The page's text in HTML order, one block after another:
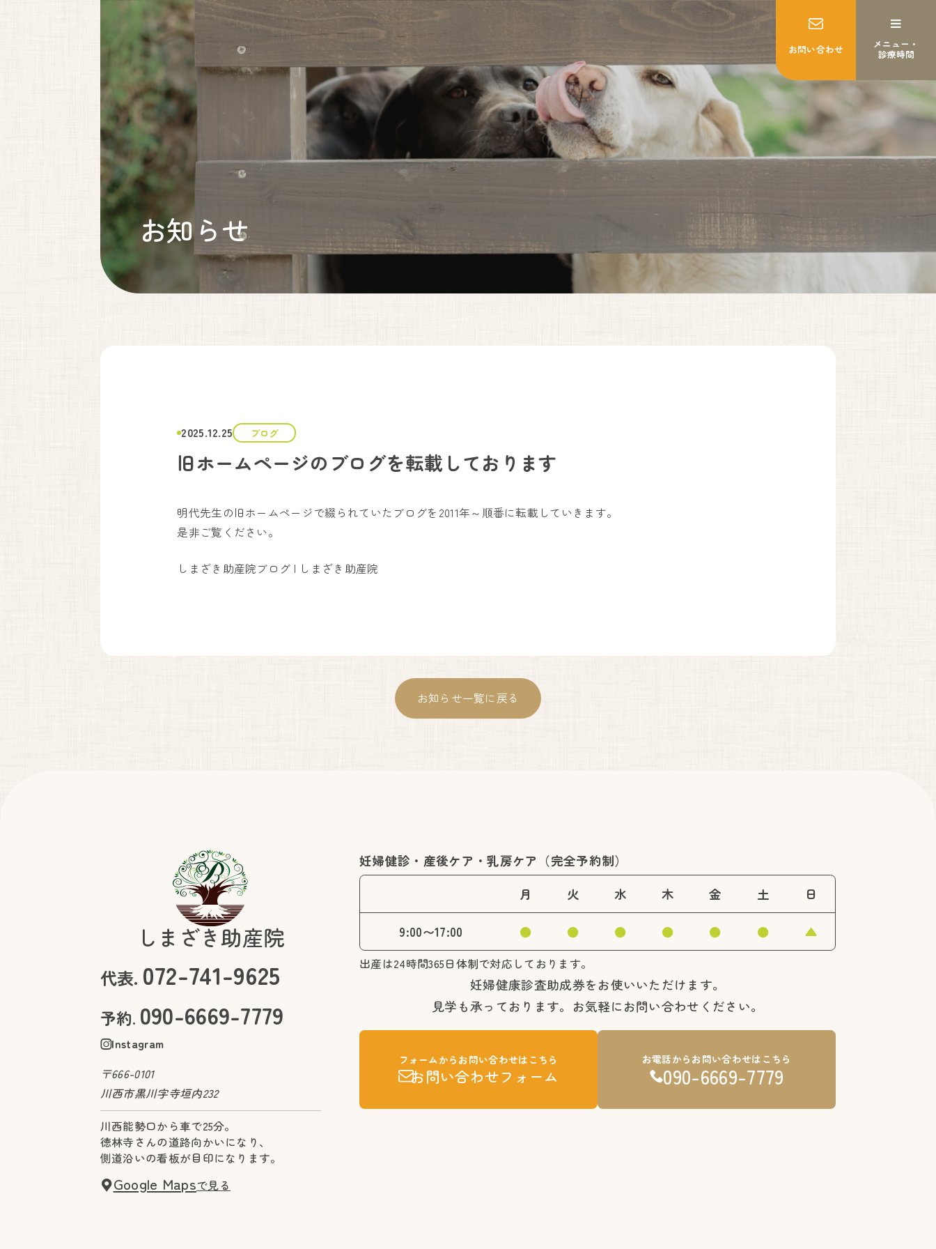
お問い合わせ メニュー・
診療時間
お知らせ
2025.12.25 ブログ
旧ホームページのブログを転載しております
明代先生の旧ホームページで綴られていたブログを2011年～順番に転載していきます。
是非ご覧ください。
しまざき助産院ブログ | しまざき助産院
お知らせ一覧に戻る
しまざき助産院
代表. 072-741-9625
予約. 090-6669-7779
Instagram
〒666-0101
川西市黒川字寺垣内232
川西能勢口から車で25分。
徳林寺さんの道路向かいになり、
側道沿いの看板が目印になります。
Google Mapsで見る
妊婦健診・産後ケア・乳房ケア（完全予約制）
月
火 水 木 金 土 日
9:00〜17:00 ● ● ● ● ● ● ▲
出産は24時間365日体制で対応しております。
妊婦健康診査助成券をお使いいただけます。
見学も承っております。 お気軽にお問い合わせください。
フォームからお問い合わせはこちら
お問い合わせフォーム
お電話からお問い合わせはこちら
090-6669-7779
MENU
トップページ
妊婦健診
出産
乳房ケア
私たちについて
施設紹介
いのちの教育・助産師教育
よくあるご質問
お知らせ
妊婦健診・産後ケア・乳房ケア（完全予約制）
水 木 日
9:00〜17:00 ● ● ● ● ▲
出産は24時間365日体制で対応しております。
しまざき助産院
072-741-9625
川西能勢口から車で25分。
側道沿いの看板が目印になります。
妊婦健康診査助成券をお使いいただけます。
見学も承っております。お気軽にお問い合わせください。